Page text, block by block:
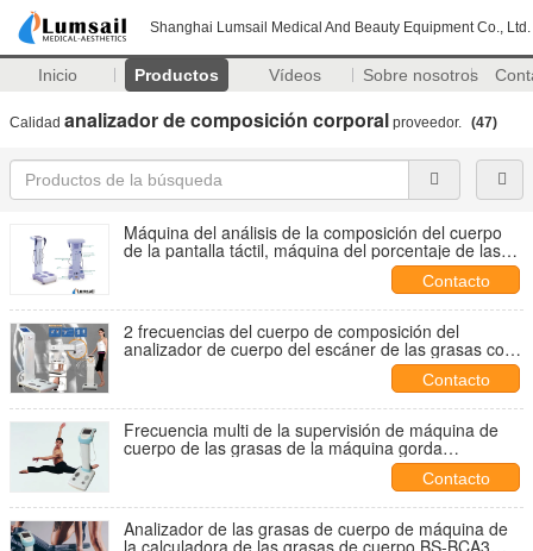
Shanghai Lumsail Medical And Beauty Equipment Co., Ltd.
Inicio Productos Vídeos Sobre nosotros
Calidad analizador de composición corporal proveedor. (47)
Máquina del análisis de la composición del cuerpo
de la pantalla táctil, máquina del porcentaje de las
Contacto
2 frecuencias del cuerpo de composición del
analizador de cuerpo del escáner de las grasas con
Contacto
Frecuencia multi de la supervisión de máquina de
cuerpo de las grasas de la máquina gorda
Contacto
Analizador de las grasas de cuerpo de máquina de
la calculadora de las grasas de cuerpo BS-BCA3